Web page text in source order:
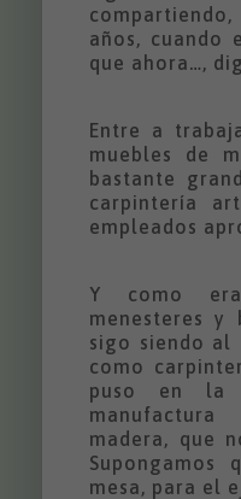
compartiendo,
años, cuando
que ahora…,
Entre a
muebles de
bastante
carpintería
empleados
Y como
menesteres
sigo siendo al
como
puso en la
madera, que
mesa, para el